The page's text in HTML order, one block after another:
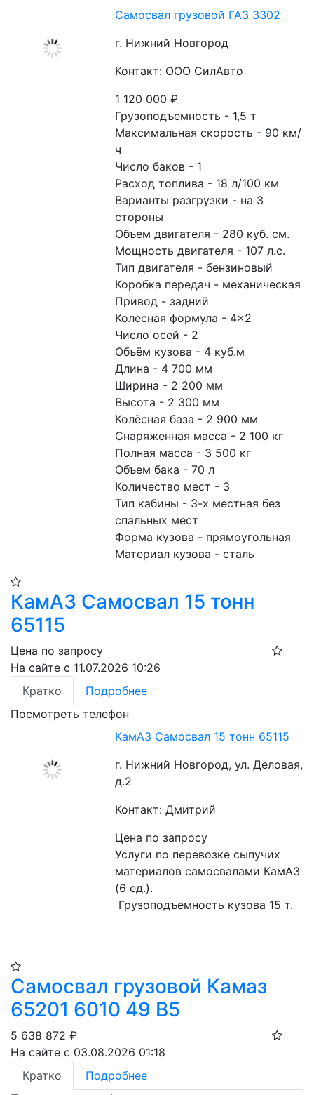
Самосвал грузовой ГАЗ 3302
г. Нижний Новгород
Контакт: ООО СилАвто
1 120 000₽
Грузоподъемность - 1,5 т
Максимальная скорость - 90 км/
ч
Число баков - 1
Расход топлива - 18 л/100 км
Варианты разгрузки - на 3
стороны
Объем двигателя - 280 куб. см.
Мощность двигателя - 107 л.с.
Тип двигателя - бензиновый
Привод - задний
Колесная формула - 4×2
Число осей - 2
Объём кузова - 4 куб.м
Длина - 4 700 мм
Ширина - 2 200 мм
Высота - 2 300 мм
Колёсная база - 2 900 мм
Снаряженная масса - 2 100 кг
Полная масса - 3 500 кг
Объем бака - 70 л
Количество мест - 3
Тип кабины - 3-х местная без
спальных мест
Форма кузова - прямоугольная
Материал кузова - сталь
КамАЗ Самосвал 15 тонн
65115
Цена по запросу
На сайте с 11.07.2026 10:26
Кратко
Подробнее
Посмотреть телефон
КамАЗ Самосвал 15 тонн 65115
г. Нижний Новгород, ул. Деловая,
д.2
Контакт: Дмитрий
Цена по запросу
Услуги по перевозке сыпучих
материалов самосвалами КамАЗ
(6 ед.).
Грузоподъемность кузова 15 т.
Самосвал грузовой Камаз
65201 6010 49 B5
5 638 872 ₽
На сайте с 03.08.2026 01:18
Кратко
Подробнее